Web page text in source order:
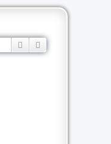
Rechercher